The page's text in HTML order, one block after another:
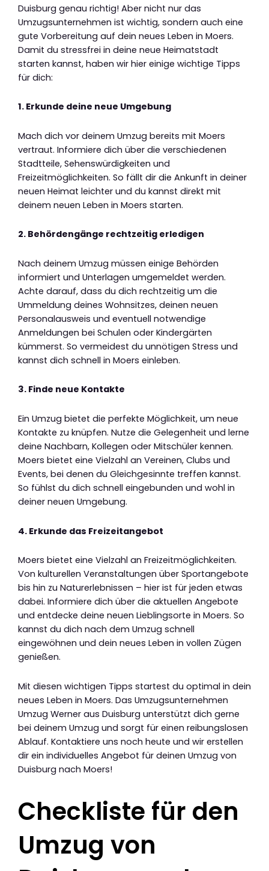
Duisburg genau richtig! Aber nicht nur das
Umzugsunternehmen ist wichtig, sondern auch eine
gute Vorbereitung auf dein neues Leben in Moers.
Damit du stressfrei in deine neue Heimatstadt
starten kannst, haben wir hier einige wichtige Tipps
für dich:
1. Erkunde deine neue Umgebung
Mach dich vor deinem Umzug bereits mit Moers
vertraut. Informiere dich über die verschiedenen
Stadtteile, Sehenswürdigkeiten und
Freizeitmöglichkeiten. So fällt dir die Ankunft in deiner
neuen Heimat leichter und du kannst direkt mit
deinem neuen Leben in Moers starten.
2. Behördengänge rechtzeitig erledigen
Nach deinem Umzug müssen einige Behörden
informiert und Unterlagen umgemeldet werden.
Achte darauf, dass du dich rechtzeitig um die
Ummeldung deines Wohnsitzes, deinen neuen
Personalausweis und eventuell notwendige
Anmeldungen bei Schulen oder Kindergärten
kümmerst. So vermeidest du unnötigen Stress und
kannst dich schnell in Moers einleben.
3. Finde neue Kontakte
Ein Umzug bietet die perfekte Möglichkeit, um neue
Kontakte zu knüpfen. Nutze die Gelegenheit und lerne
deine Nachbarn, Kollegen oder Mitschüler kennen.
Moers bietet eine Vielzahl an Vereinen, Clubs und
Events, bei denen du Gleichgesinnte treffen kannst.
So fühlst du dich schnell eingebunden und wohl in
deiner neuen Umgebung.
4. Erkunde das Freizeitangebot
Moers bietet eine Vielzahl an Freizeitmöglichkeiten.
Von kulturellen Veranstaltungen über Sportangebote
bis hin zu Naturerlebnissen – hier ist für jeden etwas
dabei. Informiere dich über die aktuellen Angebote
und entdecke deine neuen Lieblingsorte in Moers. So
kannst du dich nach dem Umzug schnell
eingewöhnen und dein neues Leben in vollen Zügen
genießen.
Mit diesen wichtigen Tipps startest du optimal in dein
neues Leben in Moers. Das Umzugsunternehmen
Umzug Werner aus Duisburg unterstützt dich gerne
bei deinem Umzug und sorgt für einen reibungslosen
Ablauf. Kontaktiere uns noch heute und wir erstellen
dir ein individuelles Angebot für deinen Umzug von
Duisburg nach Moers!
Checkliste für den
Umzug von